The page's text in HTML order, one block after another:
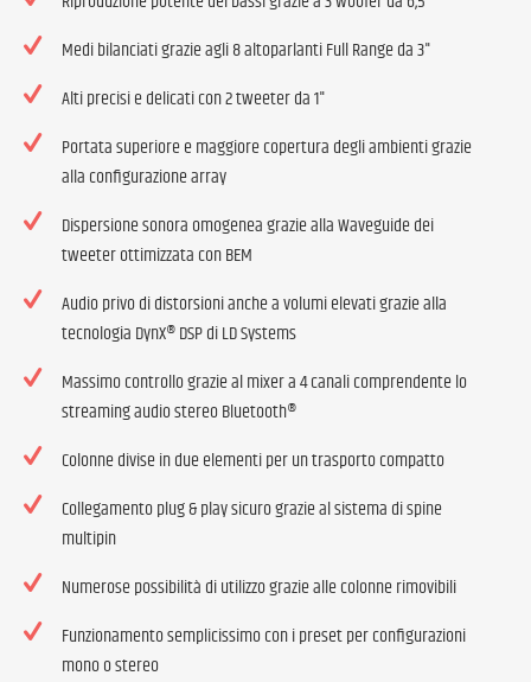
Medi bilanciati grazie agli 8 altoparlanti Full Range da 3"
Alti precisi e delicati con 2 tweeter da 1"
Portata superiore e maggiore copertura degli ambienti grazie
alla configurazione array
Dispersione sonora omogenea grazie alla Waveguide dei
tweeter ottimizzata con BEM
Audio privo di distorsioni anche a volumi elevati grazie alla
tecnologia DynX® DSP di LD Systems
Massimo controllo grazie al mixer a 4 canali comprendente lo
streaming audio stereo Bluetooth®
Colonne divise in due elementi per un trasporto compatto
Collegamento plug & play sicuro grazie al sistema di spine
multipin
Numerose possibilità di utilizzo grazie alle colonne rimovibili
Funzionamento semplicissimo con i preset per configurazioni
mono o stereo